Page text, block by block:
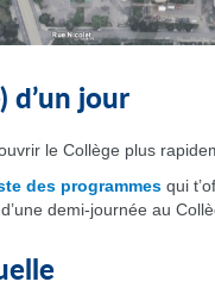
d’un jour
le Collège plus
des programmes qui
demi-journée au